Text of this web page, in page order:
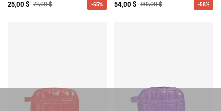
25,00 $ 72,00 $ -65% 54,00 $ 130,00 $ -58%